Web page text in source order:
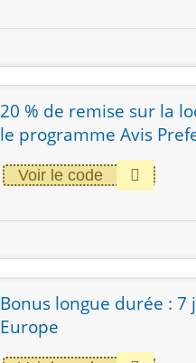
20 % de remise sur la
le programme Avis
Voir le code
Bonus longue durée :
Europe